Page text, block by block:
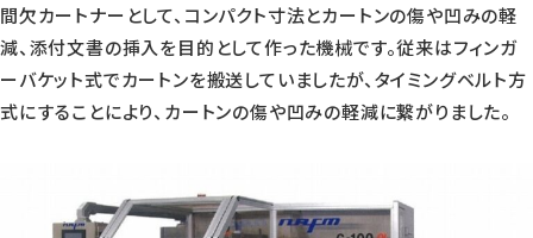
間欠カートナーとして、コンパクト寸法とカートンの傷や凹みの軽
減、添付文書の挿入を目的として作った機械です。従来はフィンガ
ーバケット式でカートンを搬送していましたが、タイミングベルト方
式にすることにより、カートンの傷や凹みの軽減に繋がりました。